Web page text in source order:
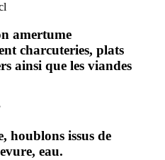
amertume
charcuteries, plats
ainsi que les viandes
houblons issus de
eau.